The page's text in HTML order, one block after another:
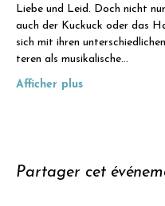
Liebe und Leid. Doch nicht
auch der Kuckuck oder das
sich mit ihren
teren als musikalische…
Afficher plus
Partager cet